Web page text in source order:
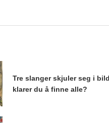
Tre slanger skjuler seg i
klarer du å finne alle?